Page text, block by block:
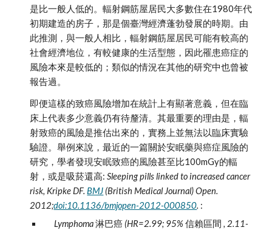
是比一般人低的。輻射鋼筋屋居民大多數住在1980年代
初期建造的房子，那是個臺灣經濟蓬勃發展的時期。由
此推測，與一般人相比，輻射鋼筋屋居民可能有較高的
社會經濟地位，有較健康的生活型態，因此罹患癌症的
風險本來是較低的；類似的情況在其他的研究中也曾被
報告過。
即便這樣的致癌風險增加在統計上有顯著意義，但在臨
床上代表多少意義仍有待釐清。其最重要的理由是，輻
射致癌的風險是推估出來的，實務上並無法以臨床實驗
驗證。舉例來說，最近的一篇關於安眠藥與癌症風險的
研究，學者發現安眠致癌的風險甚至比100mGy的輻
射，或是吸菸還高: Sleeping pills linked to increased cancer
risk, Kripke DF. BMJ (British Medical Journal) Open.
2012;doi:10.1136/bmjopen-2012-000850. :
Lymphoma 淋巴癌 (HR=2.99; 95% 信賴區間 , 2.11-